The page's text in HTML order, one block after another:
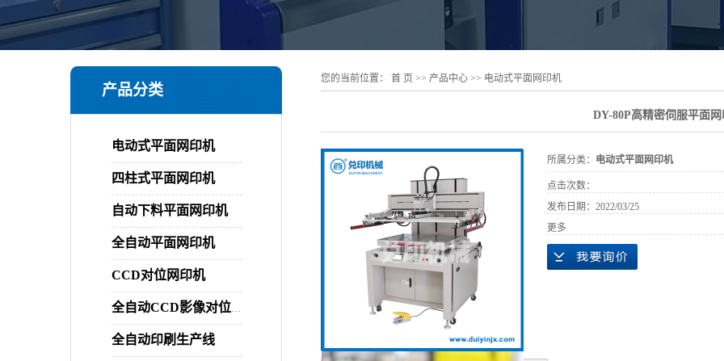
产品分类
电动式平面网印机
四柱式平面网印机
自动下料平面网印机
全自动平面网印机
CCD对位网印机
全自动CCD影像对位平面网印机
全自动印刷生产线
您的当前位置： 首 页 >> 产品中心 >> 电动式平面网印机
DY-80P高精密伺服平面网
所属分类： 电动式平面网印机
点击次数：
发布日期： 2022/03/25
更多